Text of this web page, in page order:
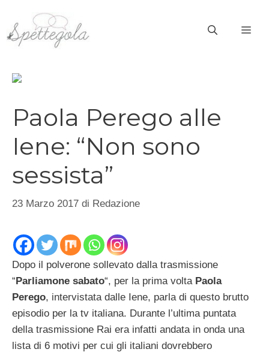
contenuto
Paola Perego alle
Iene: “Non sono
sessista”
23 Marzo 2017 di Redazione
Dopo il polverone sollevato dalla trasmissione
“Parliamone sabato“, per la prima volta Paola
Perego, intervistata dalle Iene, parla di questo brutto
episodio per la tv italiana. Durante l’ultima puntata
della trasmissione Rai era infatti andata in onda una
lista di 6 motivi per cui gli italiani dovrebbero